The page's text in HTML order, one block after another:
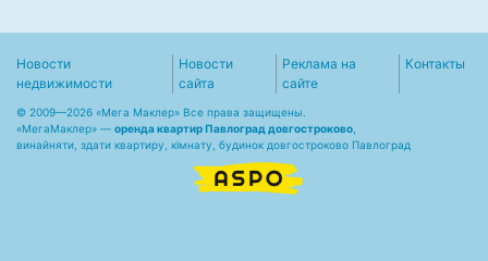
Новости
недвижимости
Новости
сайта
Реклама на
сайте
Контакты
© 2009—2026 «Мега Маклер» Все права защищены.
«МегаМаклер» — оренда квартир Павлоград довгостроково
винайняти, здати квартиру, кімнату, будинок довгостроково Павлоград